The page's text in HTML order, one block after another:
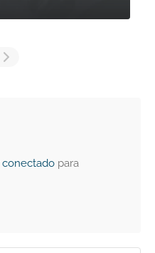
conectado para